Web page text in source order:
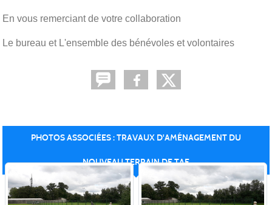
En vous remerciant de votre collaboration
Le bureau et L'ensemble des bénévoles et volontaires
PHOTOS ASSOCIÉES : TRAVAUX D'AMÉNAGEMENT DU
NOUVEAU TERRAIN DE TAE